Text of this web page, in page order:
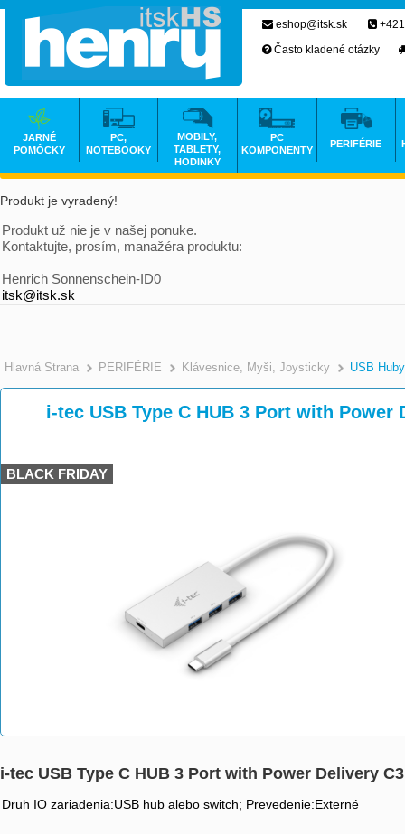
Produkt je vyradený!
Produkt už nie je v našej ponuke.
Kontaktujte, prosím, manažéra produktu:
Henrich Sonnenschein-ID0
itsk@itsk.sk
Hlavná Strana >
PERIFÉRIE >
Klávesnice, Myši, Joysticky USB Huby
i-tec USB Type C HUB 3 Port with Power
BLACK FRIDAY
i-tec USB Type C HUB 3 Port with Power Delivery
Druh IO zariadenia:USB hub alebo switch; Prevedenie:Externé
eshop@itsk.sk
Často kladené otázky
JARNÉ
POMÔCKY
PC,
NOTEBOOKY
MOBILY,
TABLETY,
HODINKY
PC
KOMPONENTY
PERIFÉRIE